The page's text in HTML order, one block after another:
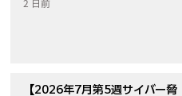
2 日前
【2026年7月第5週サイバー脅